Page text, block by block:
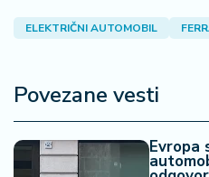
ELEKTRIČNI AUTOMOBIL
Povezane vesti
Evropa